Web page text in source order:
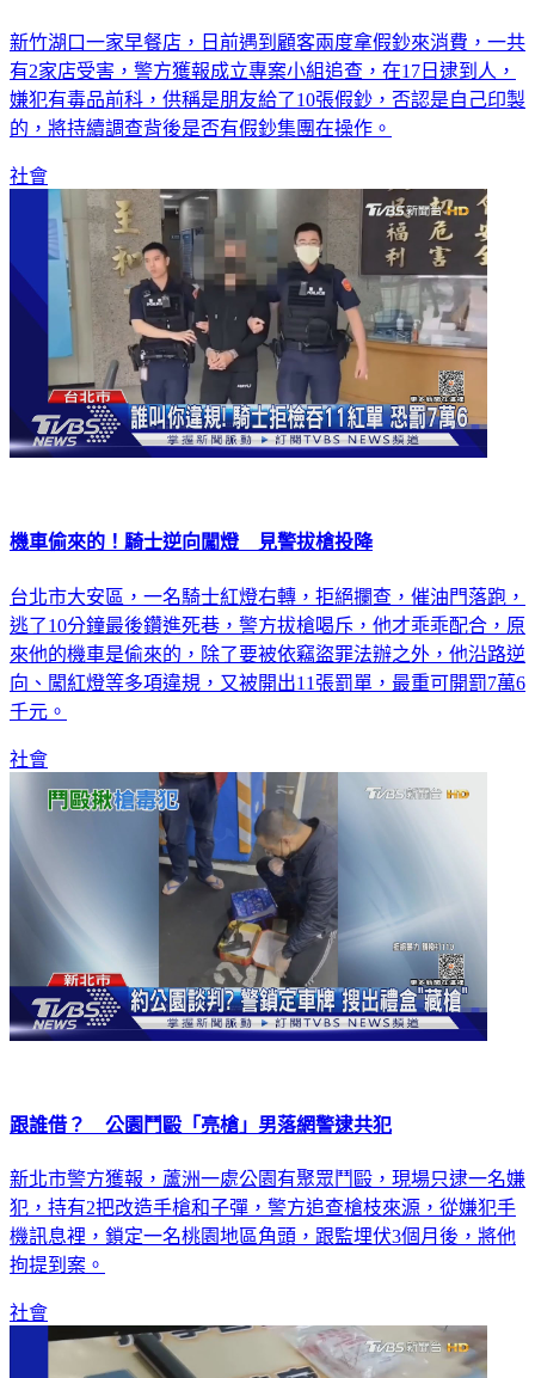
新竹湖口一家早餐店，日前遇到顧客兩度拿假鈔來消費，一共
有2家店受害，警方獲報成立專案小組追查，在17日逮到人，
嫌犯有毒品前科，供稱是朋友給了10張假鈔，否認是自己印製
的，將持續調查背後是否有假鈔集團在操作。
社會
機車偷來的！騎士逆向闖燈 見警拔槍投降
台北市大安區，一名騎士紅燈右轉，拒絕攔查，催油門落跑，
逃了10分鐘最後鑽進死巷，警方拔槍喝斥，他才乖乖配合，原
來他的機車是偷來的，除了要被依竊盜罪法辦之外，他沿路逆
向、闖紅燈等多項違規，又被開出11張罰單，最重可開罰7萬6
千元。
社會
跟誰借？ 公園鬥毆「亮槍」男落網警逮共犯
新北市警方獲報，蘆洲一處公園有聚眾鬥毆，現場只逮一名嫌
犯，持有2把改造手槍和子彈，警方追查槍枝來源，從嫌犯手
機訊息裡，鎖定一名桃園地區角頭，跟監埋伏3個月後，將他
拘提到案。
社會